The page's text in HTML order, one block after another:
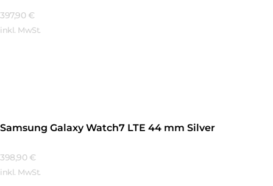
397,90 €
inkl. MwSt.
Samsung Galaxy Watch7 LTE 44 mm Silver
398,90 €
inkl. MwSt.